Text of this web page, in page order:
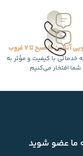
10 صبح تا 7 غروب
خدماتی با کیفیت و مؤثر به
شما افتخار می‌کنیم
ما عضو شوید